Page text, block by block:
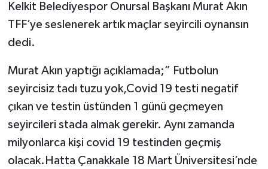
Kelkit Belediyespor Onursal Başkanı Murat Akın
TFF’ye seslenerek artık maçlar seyircili oynansın
dedi.
Murat Akın yaptığı açıklamada;” Futbolun
seyircisiz tadı tuzu yok,Covid 19 testi negatif
çıkan ve testin üstünden 1 günü geçmeyen
seyircileri stada almak gerekir. Aynı zamanda
milyonlarca kişi covid 19 testinden geçmiş
olacak.Hatta Çanakkale 18 Mart Üniversitesi’nde